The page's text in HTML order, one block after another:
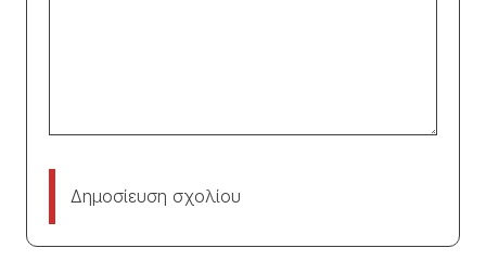
Δημοσίευση σχολίου